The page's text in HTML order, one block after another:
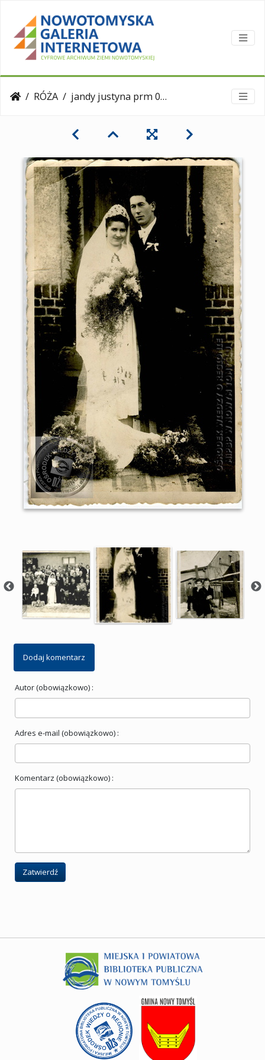
RÓŻA jandy justyna prm 005 804 01 roza
Dodaj komentarz
Autor (obowiązkowo) :
Adres e-mail (obowiązkowo) :
Komentarz (obowiązkowo) :
Zatwierdź